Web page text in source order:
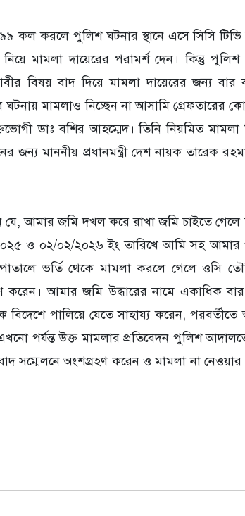
কল করলে পুলিশ ঘটনার স্থানে এসে সিসি
মামলা দায়েরের পরামর্শ দেন। কিন্তু
বিষয় বাদ দিয়ে মামলা দায়েরের জন্য বার
মামলাও নিচ্ছেন না আসামি গ্রেফতারের
ডাঃ বশির আহম্মেদ। তিনি নিয়মিত
মাননীয় প্রধানমন্ত্রী দেশ নায়ক তারেক রহমান
আমার জমি দখল করে রাখা জমি চাইতে গেলে
ও ০২/০২/২০২৬ ইং তারিখে আমি সহ আমার
ভর্তি থেকে মামলা করলে গেলে ওসি
করেন। আমার জমি উদ্ধারের নামে একাধিক বার
পালিয়ে যেতে সাহায্য করেন,
পর্যন্ত উক্ত মামলার প্রতিবেদন পুলিশ
সম্মেলনে অংশগ্রহণ করেন ও মামলা না